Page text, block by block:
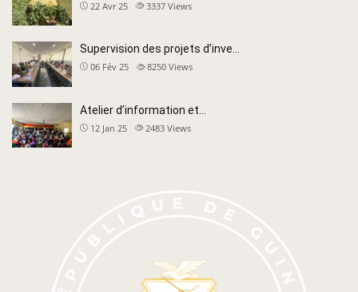
22 Avr 25 3337 Views
Supervision des projets d’inve…
06 Fév 25 8250 Views
Atelier d’information et…
12 Jan 25 2483 Views